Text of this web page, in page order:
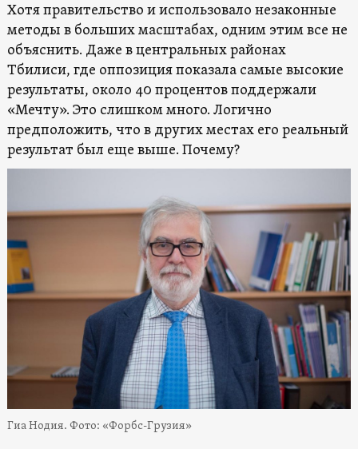
Хотя правительство и использовало незаконные
методы в больших масштабах, одним этим все не
объяснить. Даже в центральных районах
Тбилиси, где оппозиция показала самые высокие
результаты, около 40 процентов поддержали
«Мечту». Это слишком много. Логично
предположить, что в других местах его реальный
результат был еще выше. Почему?
Гиа Нодия. Фото: «Форбс-Грузия»